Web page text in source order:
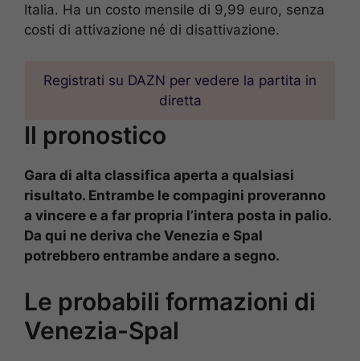
Italia. Ha un costo mensile di 9,99 euro, senza
costi di attivazione né di disattivazione.
Registrati su DAZN per vedere la partita in
diretta
Il pronostico
Gara di alta classifica aperta a qualsiasi
risultato. Entrambe le compagini proveranno
a vincere e a far propria l’intera posta in palio.
Da qui ne deriva che Venezia e Spal
potrebbero entrambe andare a segno.
Le probabili formazioni di
Venezia-Spal